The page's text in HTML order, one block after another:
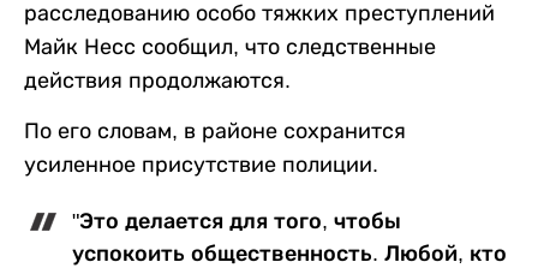
расследованию особо тяжких преступлений
Майк Несс сообщил, что следственные
действия продолжаются.
По его словам, в районе сохранится
усиленное присутствие полиции.
"Это делается для того, чтобы
успокоить общественность. Любой, кто